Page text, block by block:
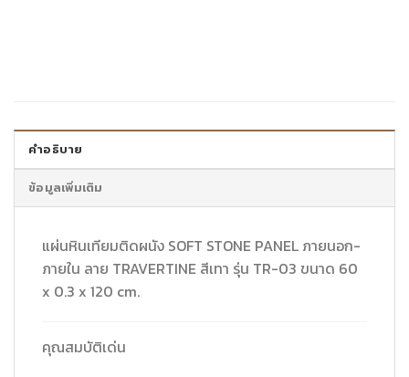
คำอธิบาย
ข้อมูลเพิ่มเติม
แผ่นหินเทียมติดผนัง SOFT STONE PANEL ภายนอก-
ภายใน ลาย TRAVERTINE สีเทา รุ่น TR-03 ขนาด 60
x 0.3 x 120 cm.
คุณสมบัติเด่น